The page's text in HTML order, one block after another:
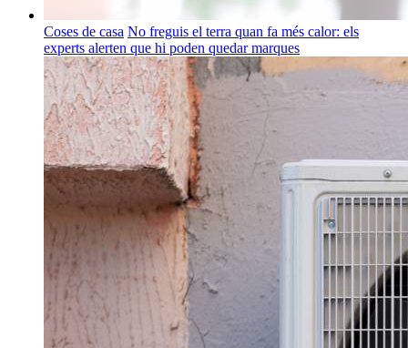
Coses de casa No freguis el terra quan fa més calor: els
experts alerten que hi poden quedar marques